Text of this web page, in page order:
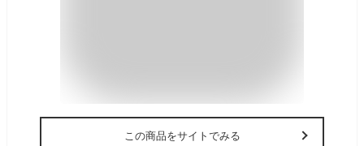
この商品をサイトでみる